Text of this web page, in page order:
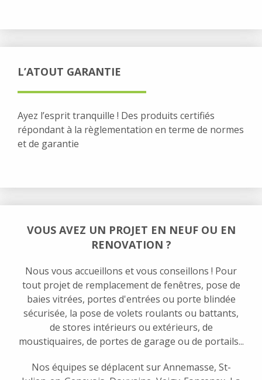
L’ATOUT GARANTIE
Ayez l’esprit tranquille ! Des produits certifiés
répondant à la règlementation en terme de normes
et de garantie
VOUS AVEZ UN PROJET EN NEUF OU EN
RENOVATION ?
Nous vous accueillons et vous conseillons ! Pour
tout projet de remplacement de fenêtres, pose de
baies vitrées, portes d'entrées ou porte blindée
sécurisée, la pose de volets roulants ou battants,
de stores intérieurs ou extérieurs, de
moustiquaires, de portes de garage ou de portails...
Nos équipes se déplacent sur Annemasse, St-